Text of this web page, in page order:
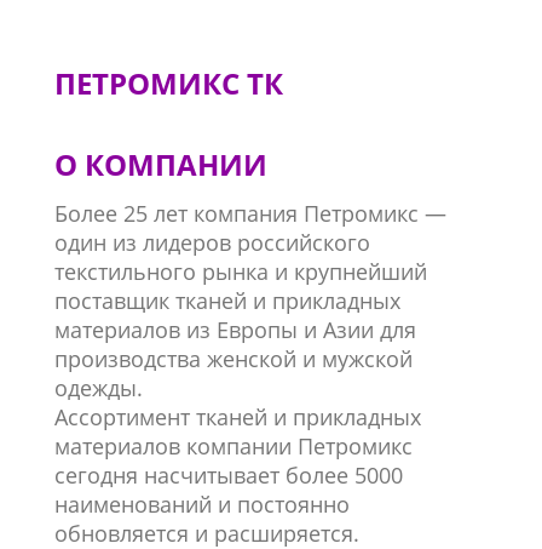
ПЕТРОМИКС ТК
О КОМПАНИИ
Более 25 лет компания Петромикс —
один из лидеров российского
текстильного рынка и крупнейший
поставщик тканей и прикладных
материалов из Европы и Азии для
производства женской и мужской
одежды.
Ассортимент тканей и прикладных
материалов компании Петромикс
сегодня насчитывает более 5000
наименований и постоянно
обновляется и расширяется.